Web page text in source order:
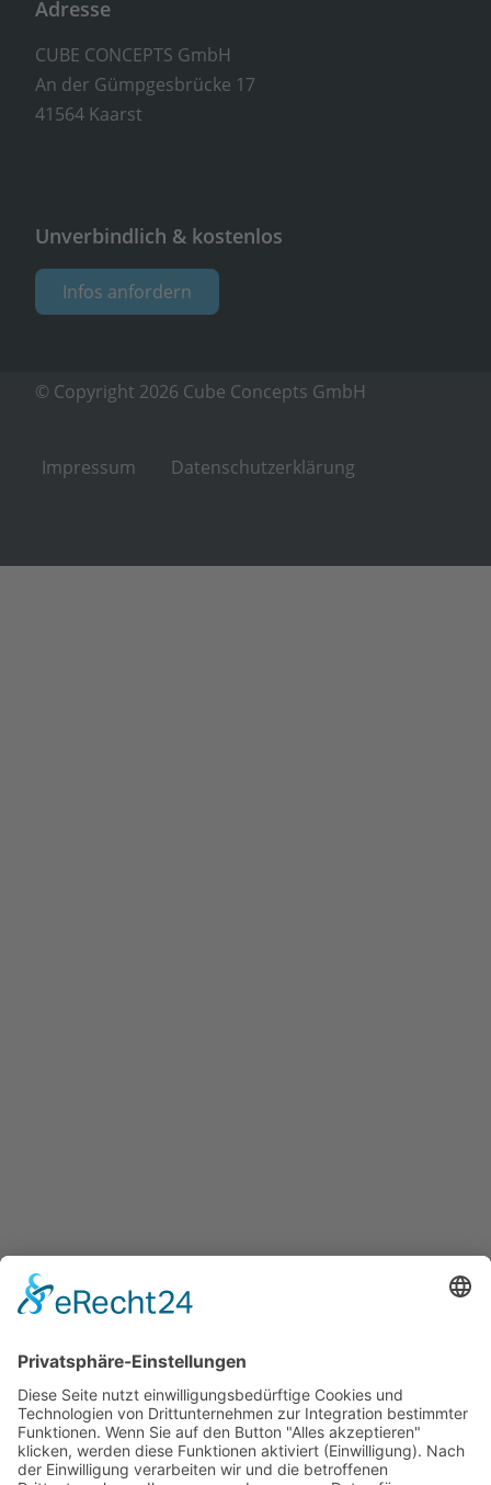
Adresse
CUBE CONCEPTS GmbH
An der Gümpgesbrücke 17
41564 Kaarst
Unverbindlich & kostenlos
Infos anfordern
© Copyright 2026 Cube Concepts GmbH
Impressum Datenschutzerklärung